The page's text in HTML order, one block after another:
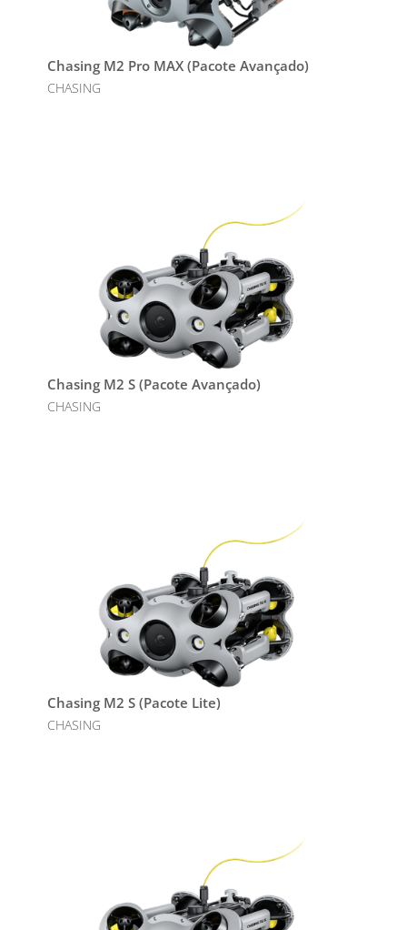
Chasing M2 Pro MAX (Pacote Avançado)
CHASING
Chasing M2 S (Pacote Avançado)
CHASING
Chasing M2 S (Pacote Lite)
CHASING